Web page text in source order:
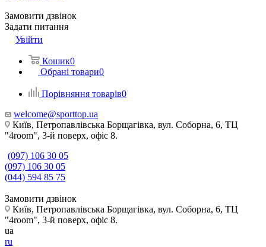
Замовити дзвінок
Задати питання
Увійти
Кошик0
Обрані товари0
Порівняння товарів0
welcome@sporttop.ua
Київ, Петропавлівська Борщагівка, вул. Соборна, 6, ТЦ
"4room", 3-й поверх, офіс 8.
(097) 106 30 05
(097) 106 30 05
(044) 594 85 75
Замовити дзвінок
Київ, Петропавлівська Борщагівка, вул. Соборна, 6, ТЦ
"4room", 3-й поверх, офіс 8.
ua
ru